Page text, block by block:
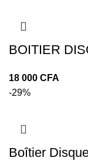
BOITIER
CFA
-29%
Boîtier